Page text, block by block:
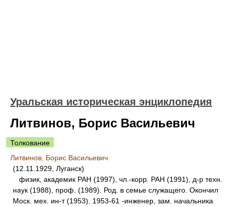
Уральская историческая энциклопедия
Литвинов, Борис Васильевич
Толкование
Литвинов, Борис Васильевич
(12.11.1929, Луганск)
физик, академик РАН (1997), чл.-корр. РАН (1991), д-р техн.
наук (1988), проф. (1989). Род. в семье служащего. Окончил
Моск. мех. ин-т (1953). 1953-61 -инженер, зам. начальника